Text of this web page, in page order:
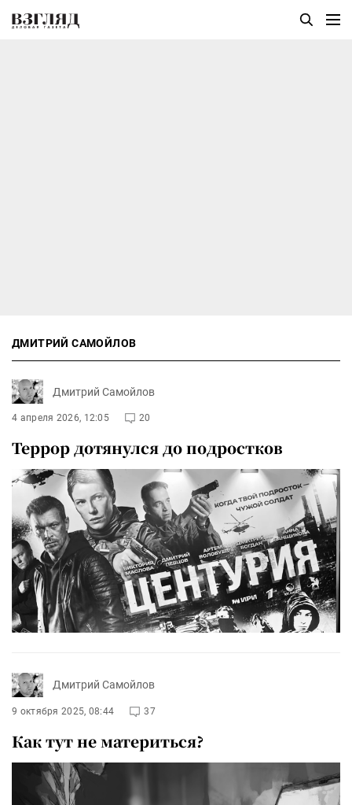
ДМИТРИЙ САМОЙЛОВ
Дмитрий Самойлов
4 апреля 2026, 12:05 20
Террор дотянулся до подростков
Дмитрий Самойлов
9 октября 2025, 08:44 37
Как тут не материться?